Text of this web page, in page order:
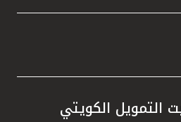
التمويل الكويتي